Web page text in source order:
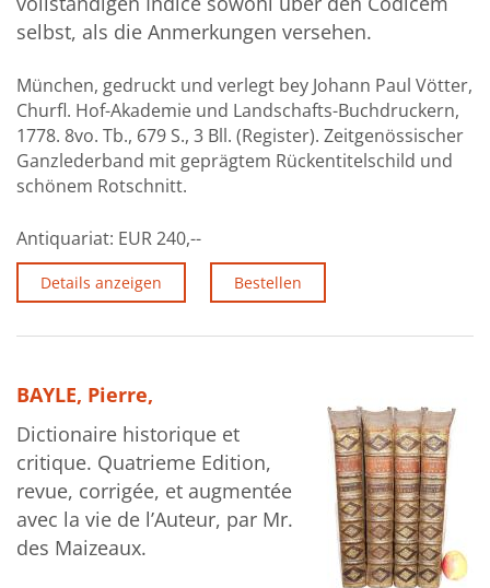
selbst, als die Anmerkungen versehen.
München, gedruckt und verlegt bey Johann Paul Vötter,
Churfl. Hof-Akademie und Landschafts-Buchdruckern,
1778. 8vo. Tb., 679 S., 3 Bll. (Register). Zeitgenössischer
Ganzlederband mit geprägtem Rückentitelschild und
schönem Rotschnitt.
Antiquariat: EUR 240,--
Details anzeigen Bestellen
BAYLE, Pierre,
Dictionaire historique et
critique. Quatrieme Edition,
revue, corrigée, et augmentée
avec la vie de l’Auteur, par Mr.
des Maizeaux.